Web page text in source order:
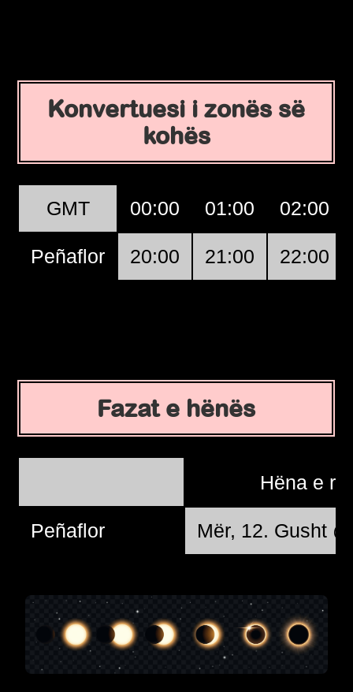
Konvertuesi i zonës së
kohës
GMT 00:00 01:00 02:00
Peñaflor 20:00 21:00 22:00
Fazat e hënës
Hëna e re
Peñaflor Mër, 12. Gusht